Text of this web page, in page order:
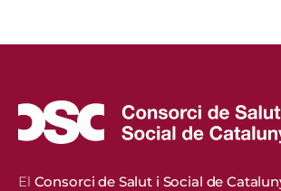
El Consorci de Salut i Social de